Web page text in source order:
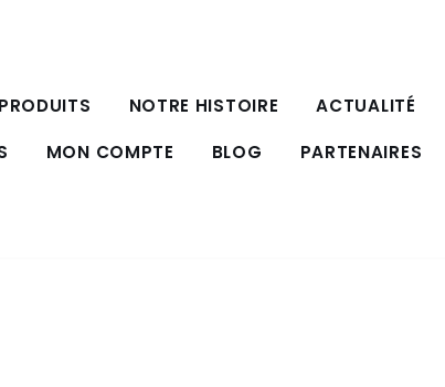
PRODUITS NOTRE HISTOIRE
ACTUALITÉ
MON COMPTE BLOG PARTENAIRES